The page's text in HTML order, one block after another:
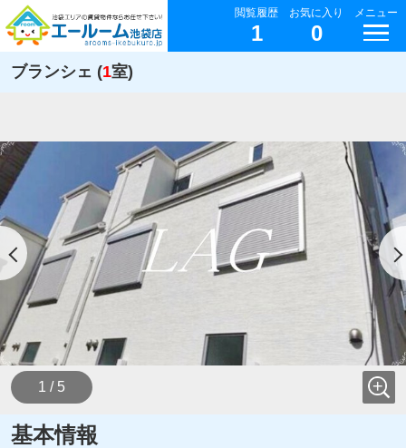
閲覧履歴
1
お気に入り
0
メニュー
ブランシェ (1室)
1 / 5
基本情報